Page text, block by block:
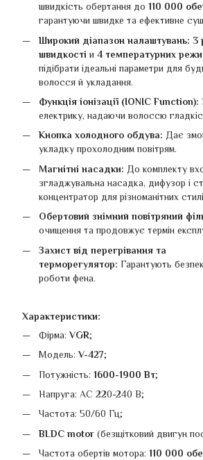
швидкість обертання до 110 000
гарантуючи швидке та ефективне
Широкий діапазон налаштувань: 3
швидкості и 4 температурних
підібрати ідеальні параметри для
волосся й укладання.
Функція іонізації (IONIC Function):
електрику, надаючи волоссю
Кнопка холодного обдува: Дає
укладку прохолодним повітрям.
Магнітні насадки: До комплекту
згладжувальна насадка, дифузор і
концентратор для різноманітних
Обертовий знімний повітряний
очищення та продовжує термін
Захист від перегрівання та
терморегулятор: Гарантують
роботи фена.
Характеристики:
Фірма:VGR;
Модель:V-427;
Потужність: 1600-1900 Вт;
Напруга: AC 220-240 В;
Частота: 50/60 Гц;
BLDC motor (безщітковий двигун
Частота обертів мотора: 110 000